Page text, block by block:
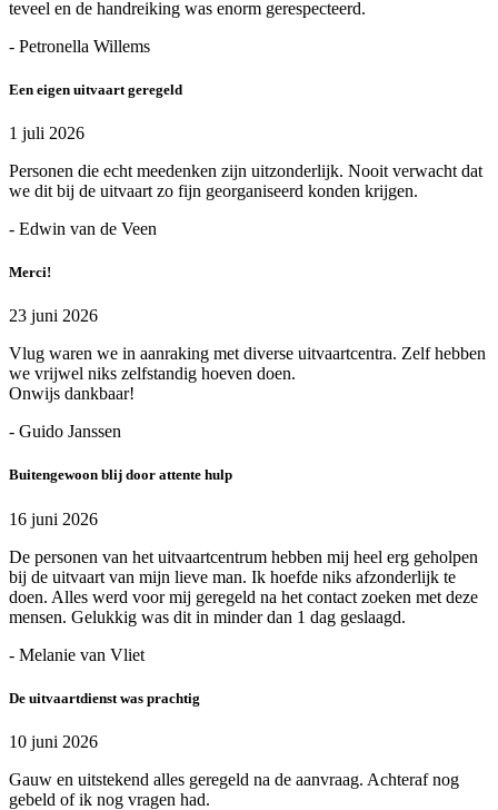
teveel en de handreiking was enorm gerespecteerd.
- Petronella Willems
Een eigen uitvaart geregeld
1 juli 2026
Personen die echt meedenken zijn uitzonderlijk. Nooit verwacht dat
we dit bij de uitvaart zo fijn georganiseerd konden krijgen.
- Edwin van de Veen
Merci!
23 juni 2026
Vlug waren we in aanraking met diverse uitvaartcentra. Zelf hebben
we vrijwel niks zelfstandig hoeven doen.
Onwijs dankbaar!
- Guido Janssen
Buitengewoon blij door attente hulp
16 juni 2026
De personen van het uitvaartcentrum hebben mij heel erg geholpen
bij de uitvaart van mijn lieve man. Ik hoefde niks afzonderlijk te
doen. Alles werd voor mij geregeld na het contact zoeken met deze
mensen. Gelukkig was dit in minder dan 1 dag geslaagd.
- Melanie van Vliet
De uitvaartdienst was prachtig
10 juni 2026
Gauw en uitstekend alles geregeld na de aanvraag. Achteraf nog
gebeld of ik nog vragen had.